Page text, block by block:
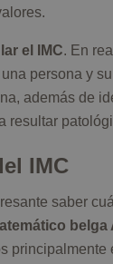
el IMC. En
persona y
además de
resultar
IMC
saber
belga
principalmente